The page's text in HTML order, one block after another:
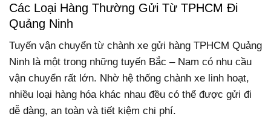
Các Loại Hàng Thường Gửi Từ TPHCM Đi
Quảng Ninh
Tuyến vận chuyển từ chành xe gửi hàng TPHCM Quảng
Ninh là một trong những tuyến Bắc – Nam có nhu cầu
vận chuyển rất lớn. Nhờ hệ thống chành xe linh hoạt,
nhiều loại hàng hóa khác nhau đều có thể được gửi đi
dễ dàng, an toàn và tiết kiệm chi phí.